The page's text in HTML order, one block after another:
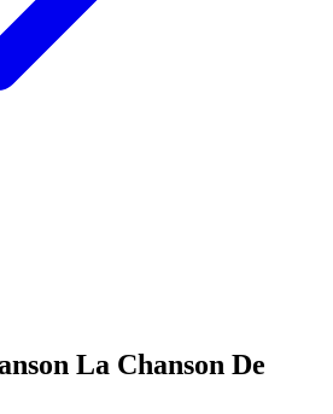
La Chanson De